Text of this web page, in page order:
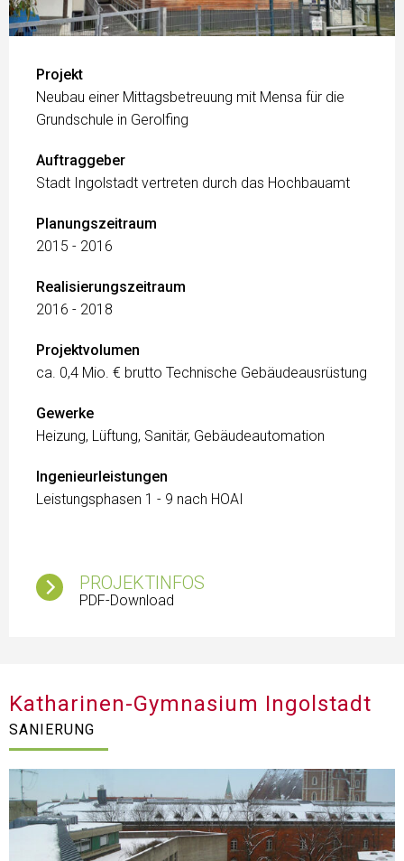
Projekt
Neubau einer Mittagsbetreuung mit Mensa für die
Grundschule in Gerolfing
Auftraggeber
Stadt Ingolstadt vertreten durch das Hochbauamt
Planungszeitraum
2015 - 2016
Realisierungszeitraum
2016 - 2018
Projektvolumen
ca. 0,4 Mio. € brutto Technische Gebäudeausrüstung
Gewerke
Heizung, Lüftung, Sanitär, Gebäudeautomation
Ingenieurleistungen
Leistungsphasen 1 - 9 nach HOAI
PROJEKTINFOS
PDF-Download
Katharinen-Gymnasium Ingolstadt
SANIERUNG